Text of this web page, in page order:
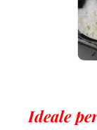
Ideale